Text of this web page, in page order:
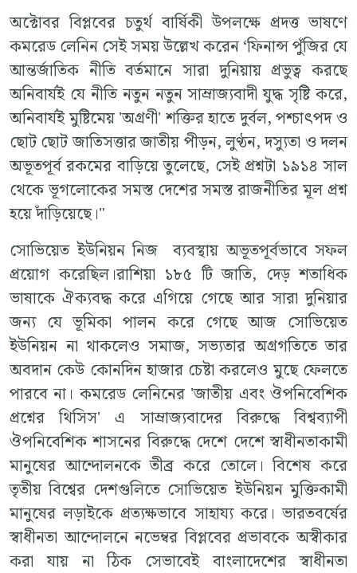
অক্টোবর বিপ্লবের চতুর্থ বার্ষিকী উপলক্ষে প্রদত্ত ভাষণে
কমরেড লেনিন সেই সময় উল্লেখ করেন ‘ফিনান্স পুঁজির যে
আন্তর্জাতিক নীতি বর্তমানে সারা দুনিয়ায় প্রভুত্ব করছে
অনিবার্যই যে নীতি নতুন নতুন সাম্রাজ্যবাদী যুদ্ধ সৃষ্টি করে,
অনিবার্যই মুষ্টিমেয় 'অগ্রণী' শক্তির হাতে দুর্বল, পশ্চাৎপদ ও
ছোট ছোট জাতিসত্তার জাতীয় পীড়ন, লুণ্ঠন, দস্যুতা ও দলন
অভূতপূর্ব রকমের বাড়িয়ে তুলেছে, সেই প্রশ্নটা ১৯১৪ সাল
থেকে ভূগলোকের সমস্ত দেশের সমস্ত রাজনীতির মূল প্রশ্ন
হয়ে দাঁড়িয়েছে।"
সোভিয়েত ইউনিয়ন নিজ ব্যবস্থায় অভূতপূর্বভাবে সফল
প্রয়োগ করেছিল।রাশিয়া ১৮৫ টি জাতি, দেড় শতাধিক
ভাষাকে ঐক্যবদ্ধ করে এগিয়ে গেছে আর সারা দুনিয়ার
জন্য যে ভূমিকা পালন করে গেছে আজ সোভিয়েত
ইউনিয়ন না থাকলেও সমাজ, সভ্যতার অগ্রগতিতে তার
অবদান কেউ কোনদিন হাজার চেষ্টা করলেও মুছে ফেলতে
পারবে না। কমরেড লেনিনের 'জাতীয় এবং ঔপনিবেশিক
প্রশ্নের থিসিস' এ সাম্রাজ্যবাদের বিরুদ্ধে বিশ্বব্যাপী
ঔপনিবেশিক শাসনের বিরুদ্ধে দেশে দেশে স্বাধীনতাকামী
মানুষের আন্দোলনকে তীব্র করে তোলে। বিশেষ করে
তৃতীয় বিশ্বের দেশগুলিতে সোভিয়েত ইউনিয়ন মুক্তিকামী
মানুষের লড়াইকে প্রত্যক্ষভাবে সাহায্য করে। ভারতবর্ষের
স্বাধীনতা আন্দোলনে নভেম্বর বিপ্লবের প্রভাবকে অস্বীকার
করা যায় না ঠিক সেভাবেই বাংলাদেশের স্বাধীনতা